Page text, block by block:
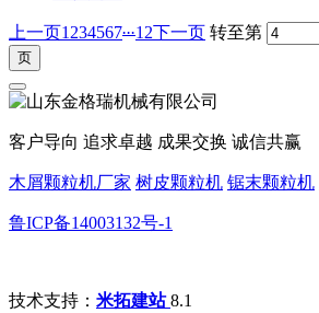
上一页1 234567...12下一页 转至第
客户导向 追求卓越 成果交换 诚信共赢
木屑颗粒机厂家 树皮颗粒机 锯末颗粒机
鲁ICP备14003132号-1
技术支持： 米拓建站8.1